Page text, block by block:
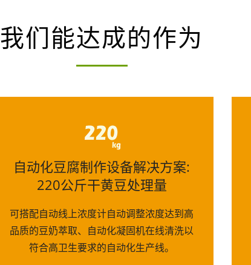
我们能达成的作为
自动化豆腐制作设备解决方案:
220公斤干黄豆处理量
可搭配自动线上浓度计自动调整浓度达到高
品质的豆奶萃取、自动化凝固机在线清洗以
符合高卫生要求的自动化生产线。